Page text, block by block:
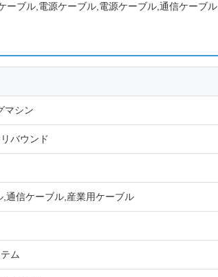
ブル,電源ケーブル,電源ケーブル,通信ケーブル.
マシン
バウンド
通信ケーブル,産業用ケーブル
ム